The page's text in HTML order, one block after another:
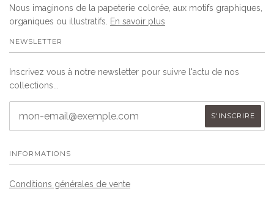
Nous imaginons de la papeterie colorée, aux motifs graphiques,
organiques ou illustratifs.
En savoir plus
NEWSLETTER
Inscrivez vous à notre newsletter pour suivre l'actu de nos
collections...
INFORMATIONS
Conditions générales de vente